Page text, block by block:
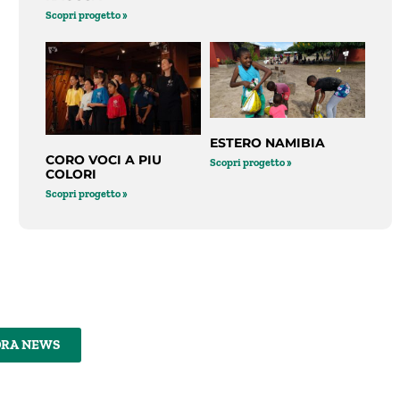
Scopri progetto »
CORO VOCI A PIU
COLORI
Scopri progetto »
ESTERO NAMIBIA
Scopri progetto »
NEWS